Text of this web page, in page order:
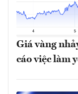
Giá vàng
cáo việc làm